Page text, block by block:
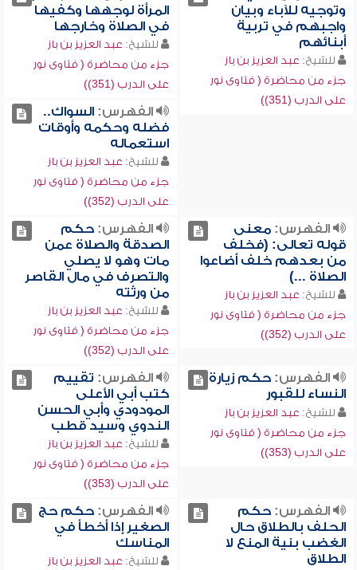
وتوجيه للآباء وبيان
واجبهم في تربية
أبنائهم
للشيخ: عبد العزيز بن باز
جزء من محاضرة ( فتاوى نور
على الدرب (351))
المرأة لوجهها وكفيها
في الصلاة وخارجها
للشيخ: عبد العزيز بن باز
جزء من محاضرة ( فتاوى نور
على الدرب (351))
الفهرس:السواك..
فضله وحكمه وأوقات
استعماله
للشيخ: عبد العزيز بن باز
جزء من محاضرة ( فتاوى نور
على الدرب (352))
الفهرس:معنى
قوله تعالى: (فخلف
من بعدهم خلف أضاعوا
الصلاة ...)
للشيخ: عبد العزيز بن باز
جزء من محاضرة ( فتاوى نور
على الدرب (352))
الفهرس:حكم
الصدقة والصلاة عمن
مات وهو لا يصلي
والتصرف في مال القاصر
من ورثته
للشيخ: عبد العزيز بن باز
جزء من محاضرة ( فتاوى نور
على الدرب (352))
الفهرس:حكم زيارة
النساء للقبور
للشيخ: عبد العزيز بن باز
جزء من محاضرة ( فتاوى نور
على الدرب (353))
الفهرس: تقييم
كتب أبي الأعلى
المودودي وأبي الحسن
الندوي وسيد قطب
للشيخ: عبد العزيز بن باز
جزء من محاضرة ( فتاوى نور
على الدرب (353))
الفهرس:حكم
الحلف بالطلاق حال
الغضب بنية المنع لا
الطلاق
الفهرس:حكم حج
الصغير إذا أخطأ في
المناسك
للشيخ: عبد العزيز بن باز